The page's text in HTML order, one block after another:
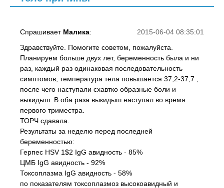
2015-06-04 08:35:01
Спрашивает Малика:
Здравствуйте. Помогите советом, пожалуйста.
Планируем больше двух лет, беременность была и ни
раз, каждый раз одинаковая последовательность
симптомов, температура тела повышается 37,2-37,7 ,
после чего наступали схавтко образные боли и
выкидыш. В оба раза выкидыш наступал во время
первого триместра.
ТОРЧ сдавала.
Результаты за неделю перед последней
беременностью:
Герпес HSV 1$2 IgG авидность - 85%
ЦМБ IgG авидность - 92%
Токсоплазма IgG авидность - 58%
по показателям токсоплазмоз высокоавидный и